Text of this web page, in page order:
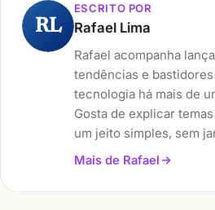
RL
ESCRITO POR
Rafael Lima
Rafael acompanha
tendências e
tecnologia há mais de
Gosta de explicar
um jeito simples, sem
Mais de Rafael